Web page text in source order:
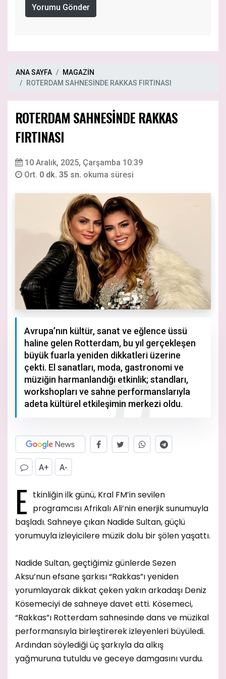
Yorumu Gönder
ANA SAYFA
MAGAZİN
ROTERDAM SAHNESİNDE RAKKAS FIRTINASI
ROTERDAM SAHNESİNDE RAKKAS
FIRTINASI
10 Aralık, 2025, Çarşamba 10:39
Ort. 0 dk. 35 sn. okuma süresi
Avrupa’nın kültür, sanat ve eğlence üssü
haline gelen Rotterdam, bu yıl gerçekleşen
büyük fuarla yeniden dikkatleri üzerine
çekti. El sanatları, moda, gastronomi ve
müziğin harmanlandığı etkinlik; standları,
workshopları ve sahne performanslarıyla
adeta kültürel etkileşimin merkezi oldu.
A+ A-
E tkinliğin ilk günü, Kral FM’in sevilen
programcısı Afrikalı Ali’nin enerjik sunumuyla
başladı. Sahneye çıkan Nadide Sultan, güçlü
yorumuyla izleyicilere müzik dolu bir şölen yaşattı.
Nadide Sultan, geçtiğimiz günlerde Sezen
Aksu’nun efsane şarkısı “Rakkas”ı yeniden
yorumlayarak dikkat çeken yakın arkadaşı Deniz
Kösemeciyi de sahneye davet etti. Kösemeci,
“Rakkas”ı Rotterdam sahnesinde dans ve müzikal
performansıyla birleştirerek izleyenleri büyüledi.
Ardından söylediği üç şarkıyla da alkış
yağmuruna tutuldu ve geceye damgasını vurdu.